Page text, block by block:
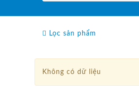
Lọc sản phẩm
Không có dữ liệu